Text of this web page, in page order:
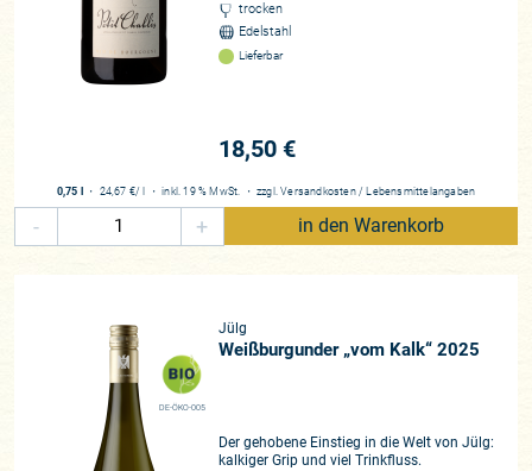
trocken
Edelstahl
Lieferbar
18,50 €
0,75 l ・ 24,67 €/ l ・inkl. 19 % MwSt. ・ zzgl.Versandkosten / Lebensmittelangaben
- + in den Warenkorb
DE-ÖKO-005
Jülg
Weißburgunder „vom Kalk“ 2025
Der gehobene Einstieg in die Welt von Jülg:
kalkiger Grip und viel Trinkfluss.